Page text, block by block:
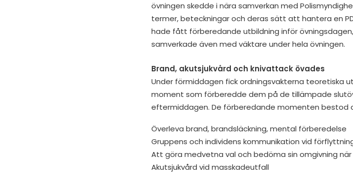
övningen skedde i nära samverkan med
termer, beteckningar och deras sätt att hantera en
hade fått förberedande utbildning inför
samverkade även med väktare under hela övningen.
Brand, akutsjukvård och knivattack övades
Under förmiddagen fick ordningsvakterna teoretiska
moment som förberedde dem på de tillämpade
eftermiddagen. De förberedande momenten bestod
Överleva brand, brandsläckning, mental förberedelse
Gruppens och individens kommunikation vid
Att göra medvetna val och bedöma sin omgivning
Akutsjukvård vid masskadeutfall